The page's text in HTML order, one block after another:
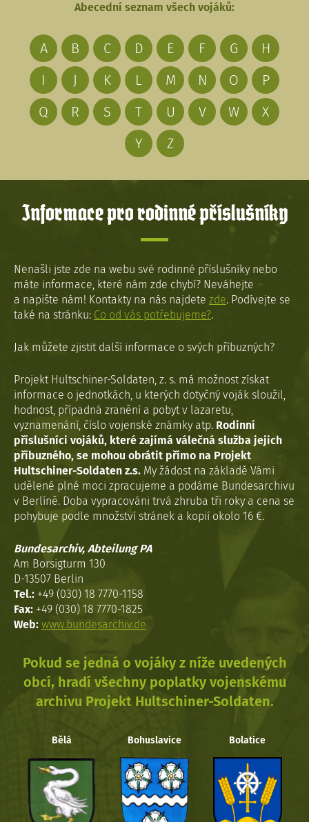
Abecední seznam všech vojáků:
A B C D E F G
H
I
J K L M N O
P
Q
R S T U V W
X
Y
Z
Informace pro rodinné příslušníky
Nenašli jste zde na webu své rodinné příslušníky nebo
máte informace, které nám zde chybí? Neváhejte
a napište nám! Kontakty na nás najdete zde. Podívejte se
také na stránku: Co od vás potřebujeme?.
Jak můžete zjistit další informace o svých příbuzných?
Projekt Hultschiner-Soldaten, z. s. má možnost získat
informace o jednotkách, u kterých dotyčný voják sloužil,
hodnost, případná zranění a pobyt v lazaretu,
vyznamenání, číslo vojenské známky atp. Rodinní
příslušníci vojáků, které zajímá válečná služba jejich
příbuzného, se mohou obrátit přímo na Projekt
Hultschiner-Soldaten z.s. My žádost na základě Vámi
udělené plné moci zpracujeme a podáme Bundesarchivu
v Berlíně. Doba vypracováni trvá zhruba tři roky a cena se
pohybuje podle množství stránek a kopií okolo 16 €.
Bundesarchiv, Abteilung PA
Am Borsigturm 130
D-13507 Berlin
Tel.: +49 (030) 18 7770-1158
Fax: +49 (030) 18 7770-1825
Web: www.bundesarchiv.de
Pokud se jedná o vojáky z níže uvedených
obcí, hradí všechny poplatky vojenskému
archivu Projekt Hultschiner-Soldaten.
Bělá Bohuslavice Bolatice